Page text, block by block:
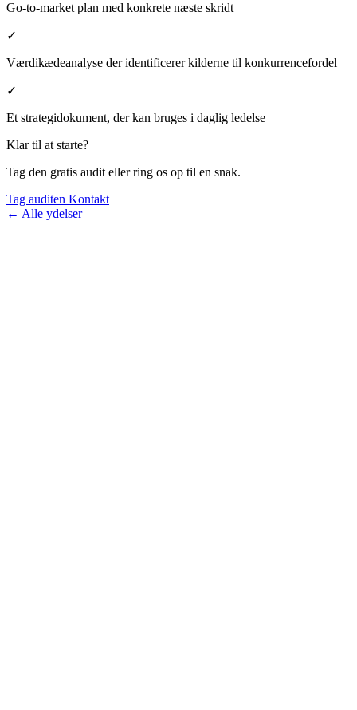
Go-to-market plan med konkrete næste skridt
✓
Værdikædeanalyse der identificerer kilderne til konkurrencefordel
✓
Et strategidokument, der kan bruges i daglig ledelse
Klar til at starte?
Tag den gratis audit eller ring os op til en snak.
Tag auditen Kontakt
← Alle ydelser